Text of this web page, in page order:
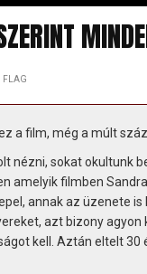
FLAG
a film, még a múlt
nézni, sokat okultunk
amelyik filmben
annak az üzenete
azt bizony
kell. Aztán eltelt 30